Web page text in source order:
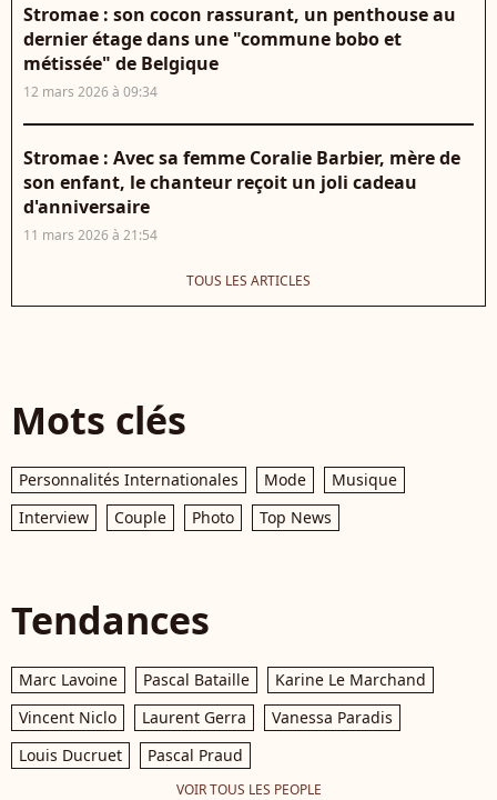
Stromae : son cocon rassurant, un penthouse au
dernier étage dans une "commune bobo et
métissée" de Belgique
12 mars 2026 à 09:34
Stromae : Avec sa femme Coralie Barbier, mère de
son enfant, le chanteur reçoit un joli cadeau
d'anniversaire
11 mars 2026 à 21:54
TOUS LES ARTICLES
Mots clés
Personnalités Internationales Mode
Musique
Interview
Couple Photo Top News
Tendances
Marc Lavoine Pascal Bataille
Karine Le Marchand
Vincent Niclo
Laurent Gerra
Vanessa Paradis
Louis Ducruet
Pascal Praud
VOIR TOUS LES PEOPLE